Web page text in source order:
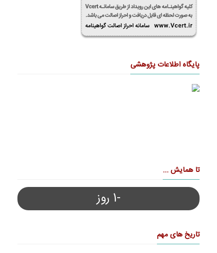
پایگاه اطلاعات پژوهشی
تا همایش ...
-1 روز
تاریخ های مهم